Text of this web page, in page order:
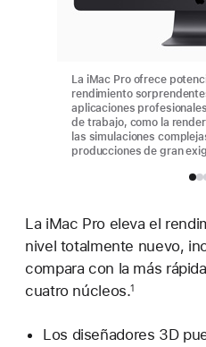
La iMac Pro ofrece
rendimiento
aplicaciones
de trabajo, como la
las simulaciones
producciones de gran
La iMac Pro eleva el
nivel totalmente nuevo,
compara con la más
cuatro núcleos.1
Los diseñadores 3D